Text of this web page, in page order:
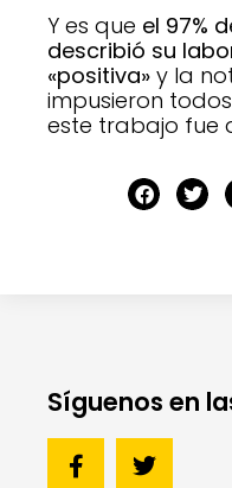
Y es que el 97%
describió su
«positiva» y la
impusieron
este trabajo fue
Síguenos en